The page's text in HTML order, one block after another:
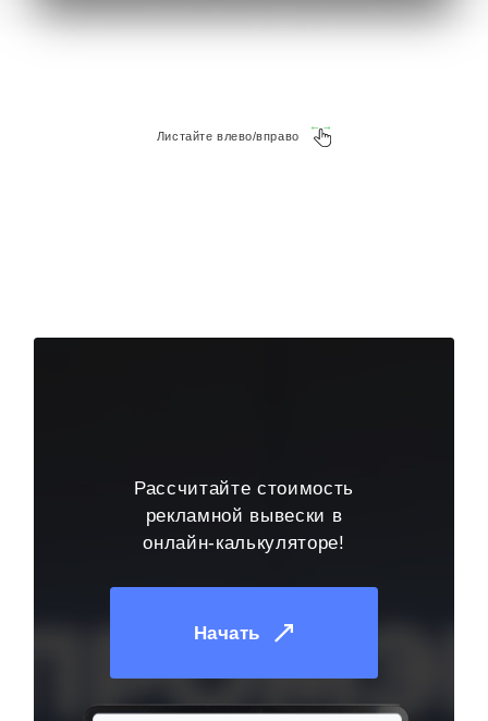
фреймлайт или задайте любой вопрос на почту
Листайте влево/вправо
Рассчитайте стоимость
рекламной вывески в
онлайн-калькуляторе!
Начать